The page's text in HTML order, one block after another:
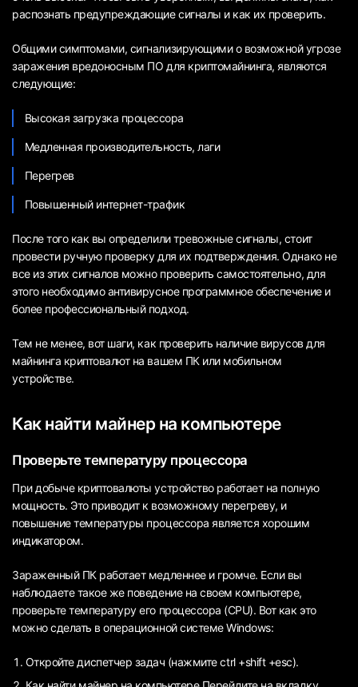
распознать предупреждающие сигналы и как их проверить.
Общими симптомами, сигнализирующими о возможной угрозе
заражения вредоносным ПО для криптомайнинга, являются
следующие:
Высокая загрузка процессора
Медленная производительность, лаги
Перегрев
Повышенный интернет-трафик
После того как вы определили тревожные сигналы, стоит
провести ручную проверку для их подтверждения. Однако не
все из этих сигналов можно проверить самостоятельно, для
этого необходимо антивирусное программное обеспечение и
более профессиональный подход.
Тем не менее, вот шаги, как проверить наличие вирусов для
майнинга криптовалют на вашем ПК или мобильном
устройстве.
Как найти майнер на компьютере
Проверьте температуру процессора
При добыче криптовалюты устройство работает на полную
мощность. Это приводит к возможному перегреву, и
повышение температуры процессора является хорошим
индикатором.
Зараженный ПК работает медленнее и громче. Если вы
наблюдаете такое же поведение на своем компьютере,
проверьте температуру его процессора (CPU). Вот как это
можно сделать в операционной системе Windows:
Откройте диспетчер задач (нажмите ctrl +shift +esc).